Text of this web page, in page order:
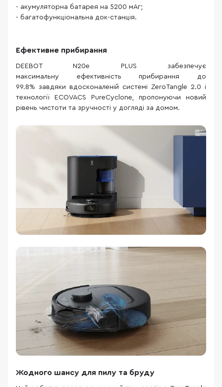
- акумуляторна батарея на 5200 мАг;
- багатофункціональна док-станція.
Ефективне прибирання
DEEBOT N20e PLUS забезпечує
максимальну ефективність прибирання до
99.8% завдяки вдосконаленій системі ZeroTangle 2.0 і
технології ECOVACS PureCyclone, пропонуючи новий
рівень чистоти та зручності у догляді за домом.
Жодного шансу для пилу та бруду